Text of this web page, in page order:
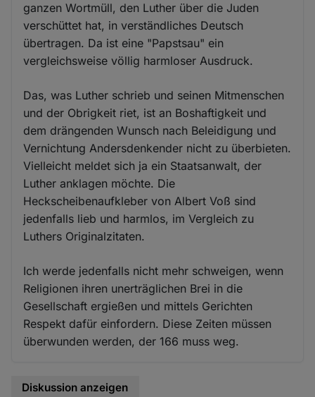
ganzen Wortmüll, den Luther über die Juden
verschüttet hat, in verständliches Deutsch
übertragen. Da ist eine "Papstsau" ein
vergleichsweise völlig harmloser Ausdruck.
Das, was Luther schrieb und seinen Mitmenschen
und der Obrigkeit riet, ist an Boshaftigkeit und
dem drängenden Wunsch nach Beleidigung und
Vernichtung Andersdenkender nicht zu überbieten.
Vielleicht meldet sich ja ein Staatsanwalt, der
Luther anklagen möchte. Die
Heckscheibenaufkleber von Albert Voß sind
jedenfalls lieb und harmlos, im Vergleich zu
Luthers Originalzitaten.
Ich werde jedenfalls nicht mehr schweigen, wenn
Religionen ihren unerträglichen Brei in die
Gesellschaft ergießen und mittels Gerichten
Respekt dafür einfordern. Diese Zeiten müssen
überwunden werden, der 166 muss weg.
Diskussion anzeigen